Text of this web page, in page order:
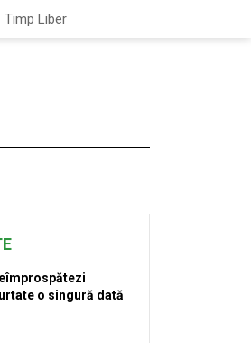
Timp Liber
o singură dată